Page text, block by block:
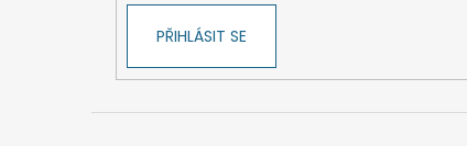
PŘIHLÁSIT SE